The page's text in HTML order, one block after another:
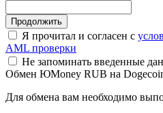
Я прочитал и согласен с
AML проверки
Не запоминать введенные
Обмен ЮMoney RUB на
Для обмена вам необходимо